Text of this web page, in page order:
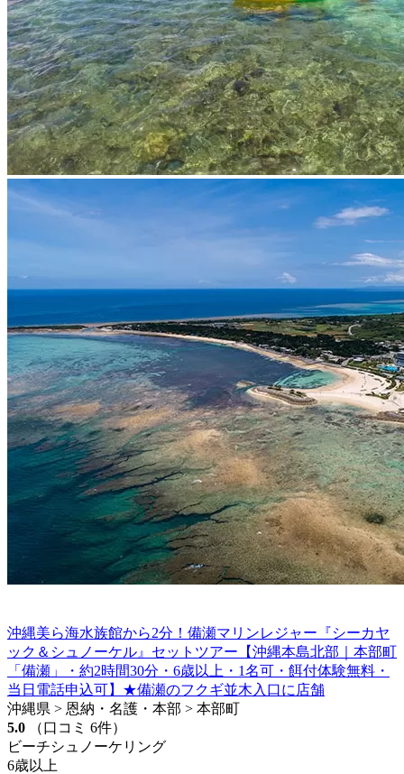
沖縄美ら海水族館から2分！備瀬マリンレジャー『シーカヤ
ック＆シュノーケル』セットツアー【沖縄本島北部｜本部町
「備瀬」・約2時間30分・6歳以上・1名可・餌付体験無料・
当日電話申込可】★備瀬のフクギ並木入口に店舗
沖縄県 > 恩納・名護・本部 > 本部町
5.0
（口コミ 6件）
ビーチシュノーケリング
6歳以上